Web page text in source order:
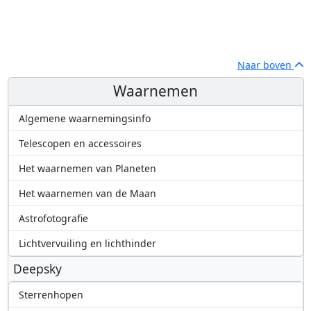
Naar boven
Waarnemen
Algemene waarnemingsinfo
Telescopen en accessoires
Het waarnemen van Planeten
Het waarnemen van de Maan
Astrofotografie
Lichtvervuiling en lichthinder
Deepsky
Sterrenhopen